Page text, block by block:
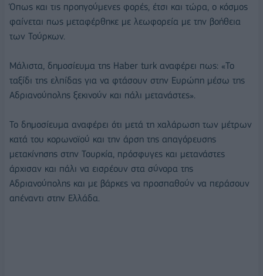
Όπως και τις προηγούμενες φορές, έτσι και τώρα, ο κόσμος
φαίνεται πως μεταφέρθηκε με λεωφορεία με την βοήθεια
των Τούρκων.
Μάλιστα, δημοσίευμα της Haber turk αναφέρει πως: «Το
ταξίδι της ελπίδας για να φτάσουν στην Ευρώπη μέσω της
Αδριανούπολης ξεκινούν και πάλι μετανάστες».
Το δημοσίευμα αναφέρει ότι μετά τη χαλάρωση των μέτρων
κατά του κορωνοϊού και την άρση της απαγόρευσης
μετακίνησης στην Τουρκία, πρόσφυγες και μετανάστες
άρχισαν και πάλι να εισρέουν στα σύνορα της
Αδριανούπολης και με βάρκες να προσπαθούν να περάσουν
απέναντι στην Ελλάδα.